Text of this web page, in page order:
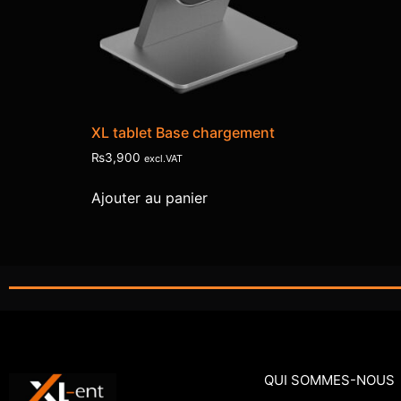
XL tablet Base chargement
₨3,900 excl.VAT
Ajouter au panier
QUI SOMMES-NOUS